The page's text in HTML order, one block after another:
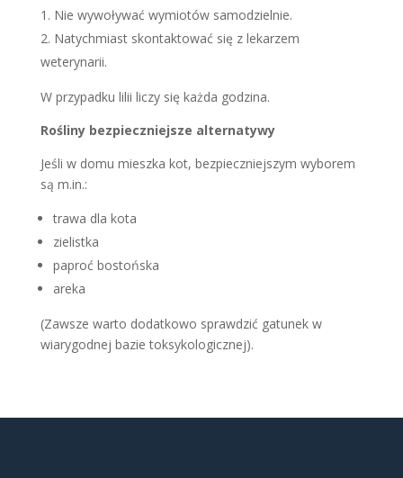
Nie wywoływać wymiotów samodzielnie.
Natychmiast skontaktować się z lekarzem
weterynarii.
W przypadku lilii liczy się każda godzina.
Rośliny bezpieczniejsze alternatywy
Jeśli w domu mieszka kot, bezpieczniejszym wyborem
są m.in.:
trawa dla kota
zielistka
paproć bostońska
areka
(Zawsze warto dodatkowo sprawdzić gatunek w
wiarygodnej bazie toksykologicznej).